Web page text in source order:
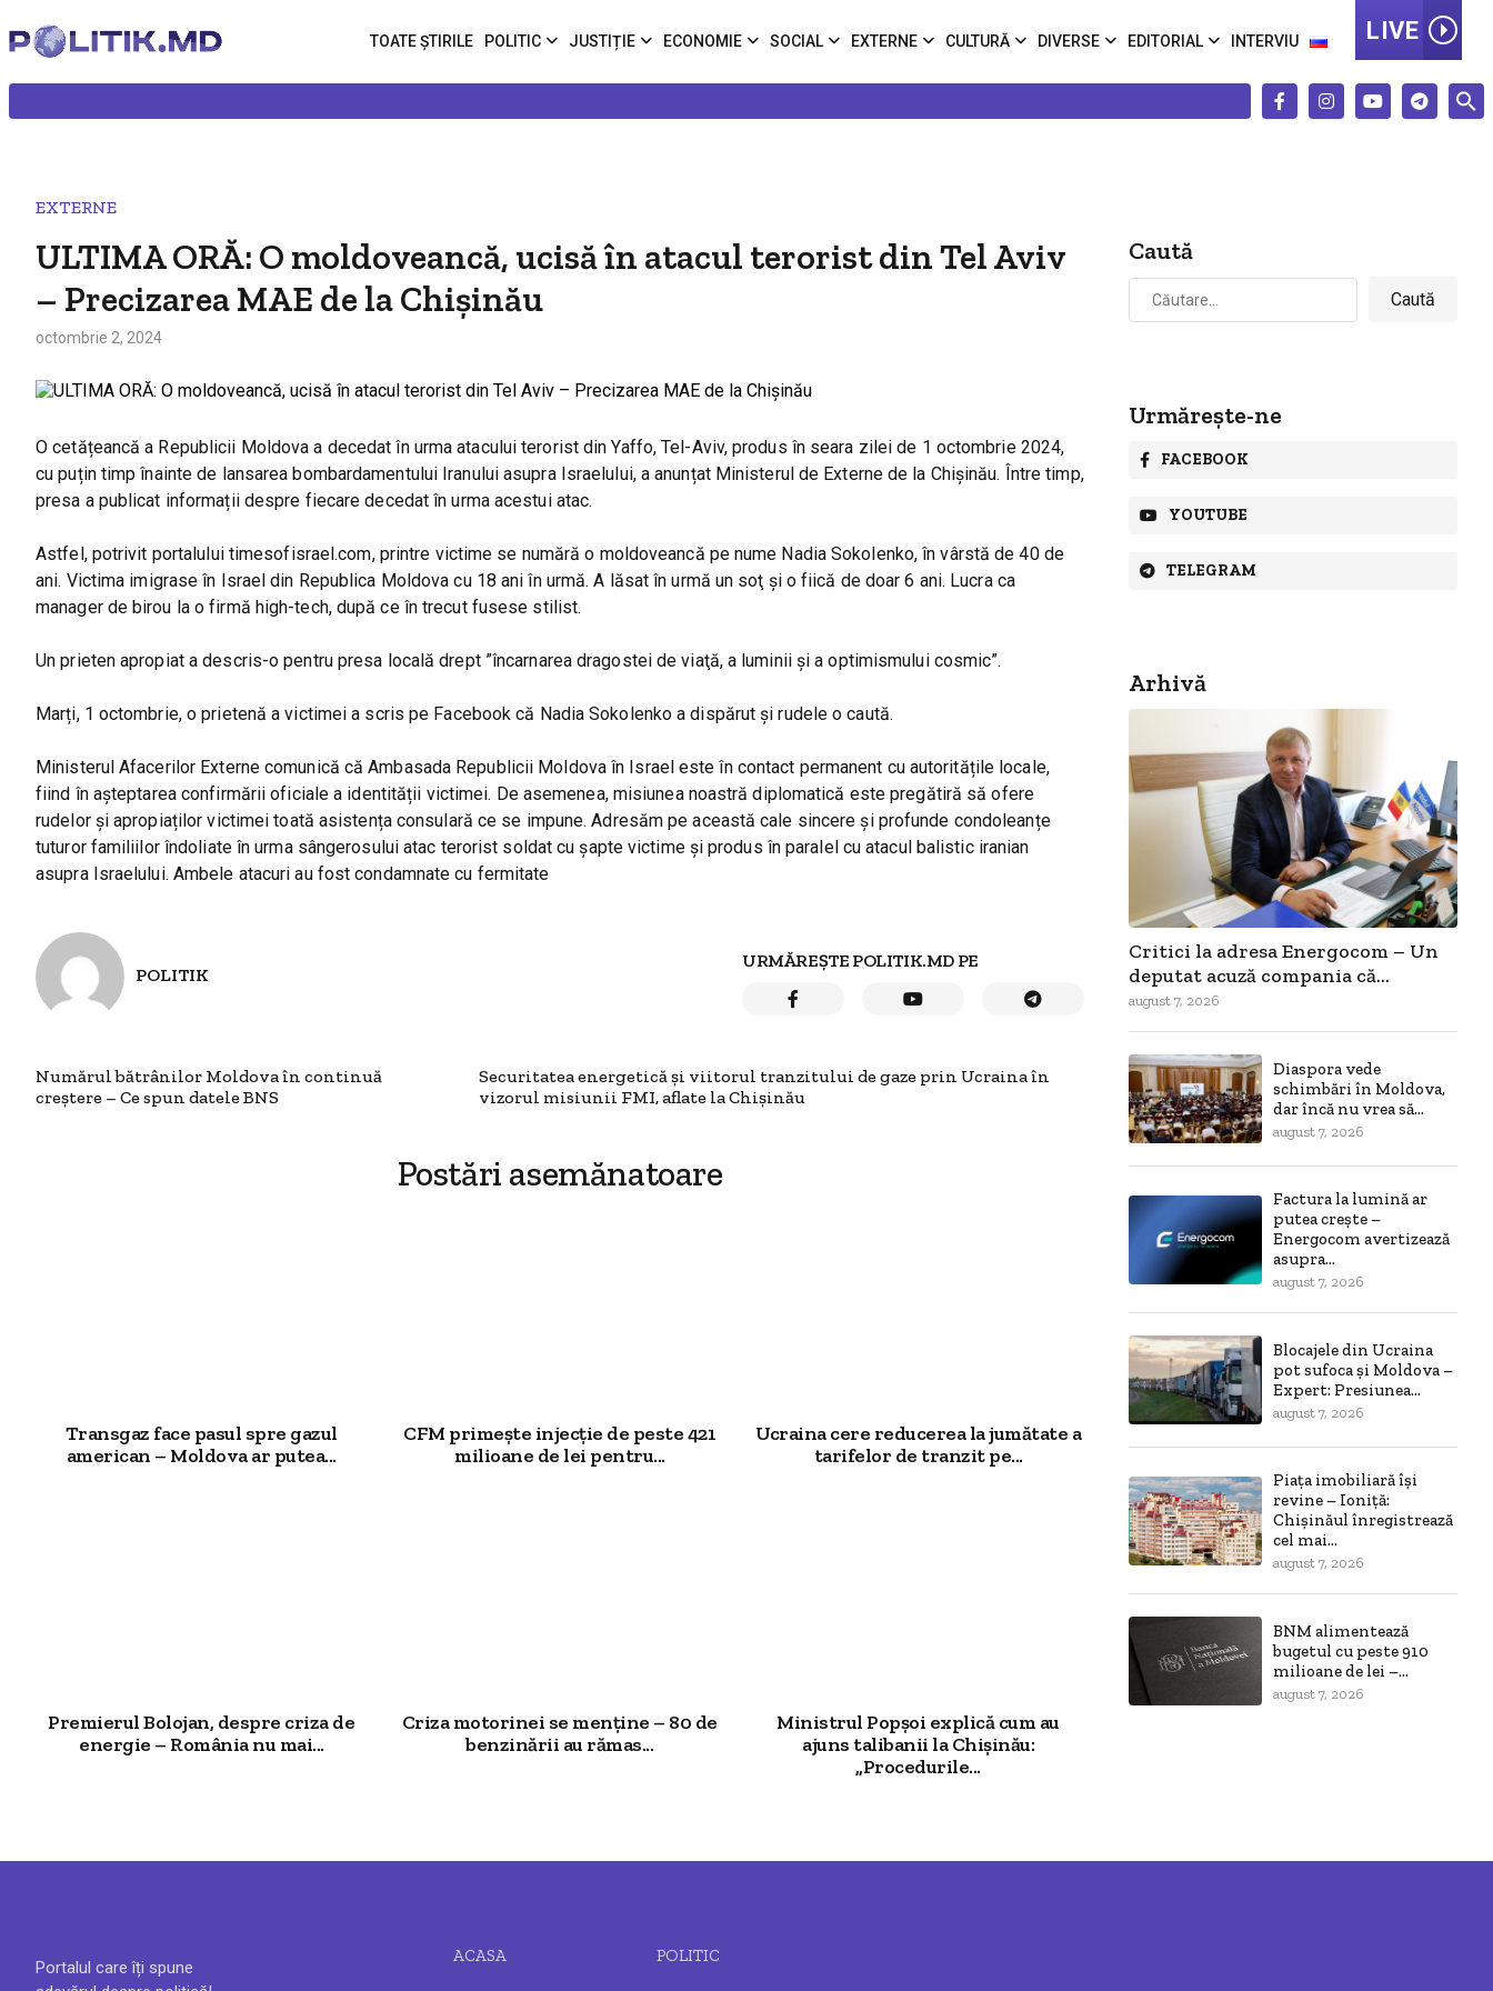
TOATE ȘTIRILE POLITIC JUSTIȚIE ECONOMIE SOCIAL EXTERNE CULTURĂ DIVERSE EDITORIAL INTERVIU LIVE
EXTERNE
ULTIMA ORĂ: O moldoveancă, ucisă în atacul terorist din Tel Aviv
– Precizarea MAE de la Chișinău
octombrie 2, 2024
O cetățeancă a Republicii Moldova a decedat în urma atacului terorist din Yaffo, Tel-Aviv, produs în seara zilei de 1 octombrie 2024,
cu puțin timp înainte de lansarea bombardamentului Iranului asupra Israelului, a anunțat Ministerul de Externe de la Chișinău. Între timp,
presa a publicat informații despre fiecare decedat în urma acestui atac.
Astfel, potrivit portalului timesofisrael.com, printre victime se numără o moldoveancă pe nume Nadia Sokolenko, în vârstă de 40 de
ani. Victima imigrase în Israel din Republica Moldova cu 18 ani în urmă. A lăsat în urmă un soţ şi o fiică de doar 6 ani. Lucra ca
manager de birou la o firmă high-tech, după ce în trecut fusese stilist.
Un prieten apropiat a descris-o pentru presa locală drept ”încarnarea dragostei de viaţă, a luminii şi a optimismului cosmic”.
Marți, 1 octombrie, o prietenă a victimei a scris pe Facebook că Nadia Sokolenko a dispărut și rudele o caută.
Ministerul Afacerilor Externe comunică că Ambasada Republicii Moldova în Israel este în contact permanent cu autoritățile locale,
fiind în așteptarea confirmării oficiale a identității victimei. De asemenea, misiunea noastră diplomatică este pregătiră să ofere
rudelor și apropiaților victimei toată asistența consulară ce se impune. Adresăm pe această cale sincere și profunde condoleanțe
tuturor familiilor îndoliate în urma sângerosului atac terorist soldat cu șapte victime și produs în paralel cu atacul balistic iranian
asupra Israelului. Ambele atacuri au fost condamnate cu fermitate
POLITIK
URMĂREȘTE POLITIK.MD PE
Numărul bătrânilor Moldova în continuă
creștere – Ce spun datele BNS
Securitatea energetică și viitorul tranzitului de gaze prin Ucraina în
vizorul misiunii FMI, aflate la Chișinău
Postări asemănatoare
Transgaz face pasul spre gazul
american – Moldova ar putea...
CFM primește injecție de peste 421
milioane de lei pentru...
Ucraina cere reducerea la jumătate a
tarifelor de tranzit pe...
Premierul Bolojan, despre criza de
energie – România nu mai...
Criza motorinei se menține – 80 de
benzinării au rămas...
Ministrul Popșoi explică cum au
ajuns talibanii la Chișinău:
„Procedurile...
Caută
Caută
după:
Urmărește-ne
FACEBOOK
YOUTUBE
TELEGRAM
Arhivă
Critici la adresa Energocom – Un
deputat acuză compania că...
august 7, 2026
Diaspora vede
schimbări în Moldova,
dar încă nu vrea să...
august 7, 2026
Factura la lumină ar
putea crește –
Energocom avertizează
asupra...
august 7, 2026
Blocajele din Ucraina
pot sufoca și Moldova –
Expert: Presiunea...
august 7, 2026
Piața imobiliară își
revine – Ioniță:
Chișinăul înregistrează
cel mai...
august 7, 2026
BNM alimentează
bugetul cu peste 910
milioane de lei –...
august 7, 2026
Portalul care îți spune
ACASA POLITIC